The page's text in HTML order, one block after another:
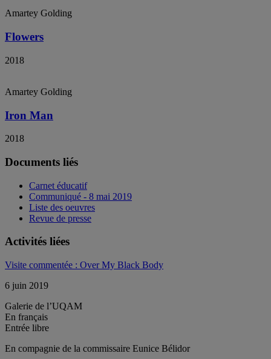
Amartey Golding
Flowers
2018
Amartey Golding
Iron Man
2018
Documents liés
Carnet éducatif
Communiqué - 8 mai 2019
Liste des oeuvres
Revue de presse
Activités liées
Visite commentée : Over My Black Body
6 juin 2019
Galerie de l’UQAM
En français
Entrée libre
En compagnie de la commissaire Eunice Bélidor